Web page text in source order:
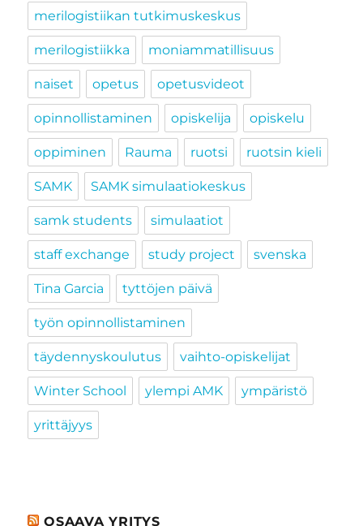
merilogistiikan tutkimuskeskus
merilogistiikka moniammatillisuus
naiset opetus opetusvideot
opinnollistaminen opiskelija opiskelu
oppiminen Rauma ruotsi ruotsin kieli
SAMK SAMK simulaatiokeskus
samk students simulaatiot
staff exchange study project svenska
Tina Garcia tyttöjen päivä
työn opinnollistaminen
täydennyskoulutus vaihto-opiskelijat
Winter School ylempi AMK ympäristö
yrittäjyys
OSAAVA YRITYS